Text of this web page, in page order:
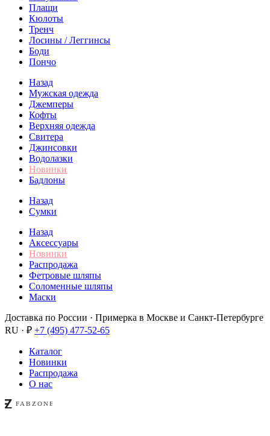
Плащи
Кюлоты
Тренч
Лосины / Леггинсы
Боди
Пончо
Назад
Мужская одежда
Джемперы
Кофты
Верхняя одежда
Свитера
Джинсовки
Водолазки
Новинки
Бадлоны
Назад
Сумки
Назад
Аксессуары
Новинки
Распродажа
Фетровые шляпы
Соломенные шляпы
Маски
Доставка по России · Примерка в Москве и Санкт-Петербурге
RU · ₽ +7 (495) 477-52-65
Каталог
Новинки
Распродажа
О нас